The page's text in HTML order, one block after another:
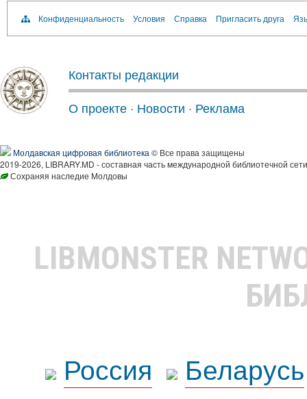
Конфиденциальность Условия Справка Пригласить друга
Контакты редакции
О проекте · Новости · Реклама
Молдавская цифровая библиотека © Все права защищены
2019-2026, LIBRARY.MD - составная часть международной библиотечной
Сохраняя наследие Молдовы
LIBMONSTER
Россия
Беларусь